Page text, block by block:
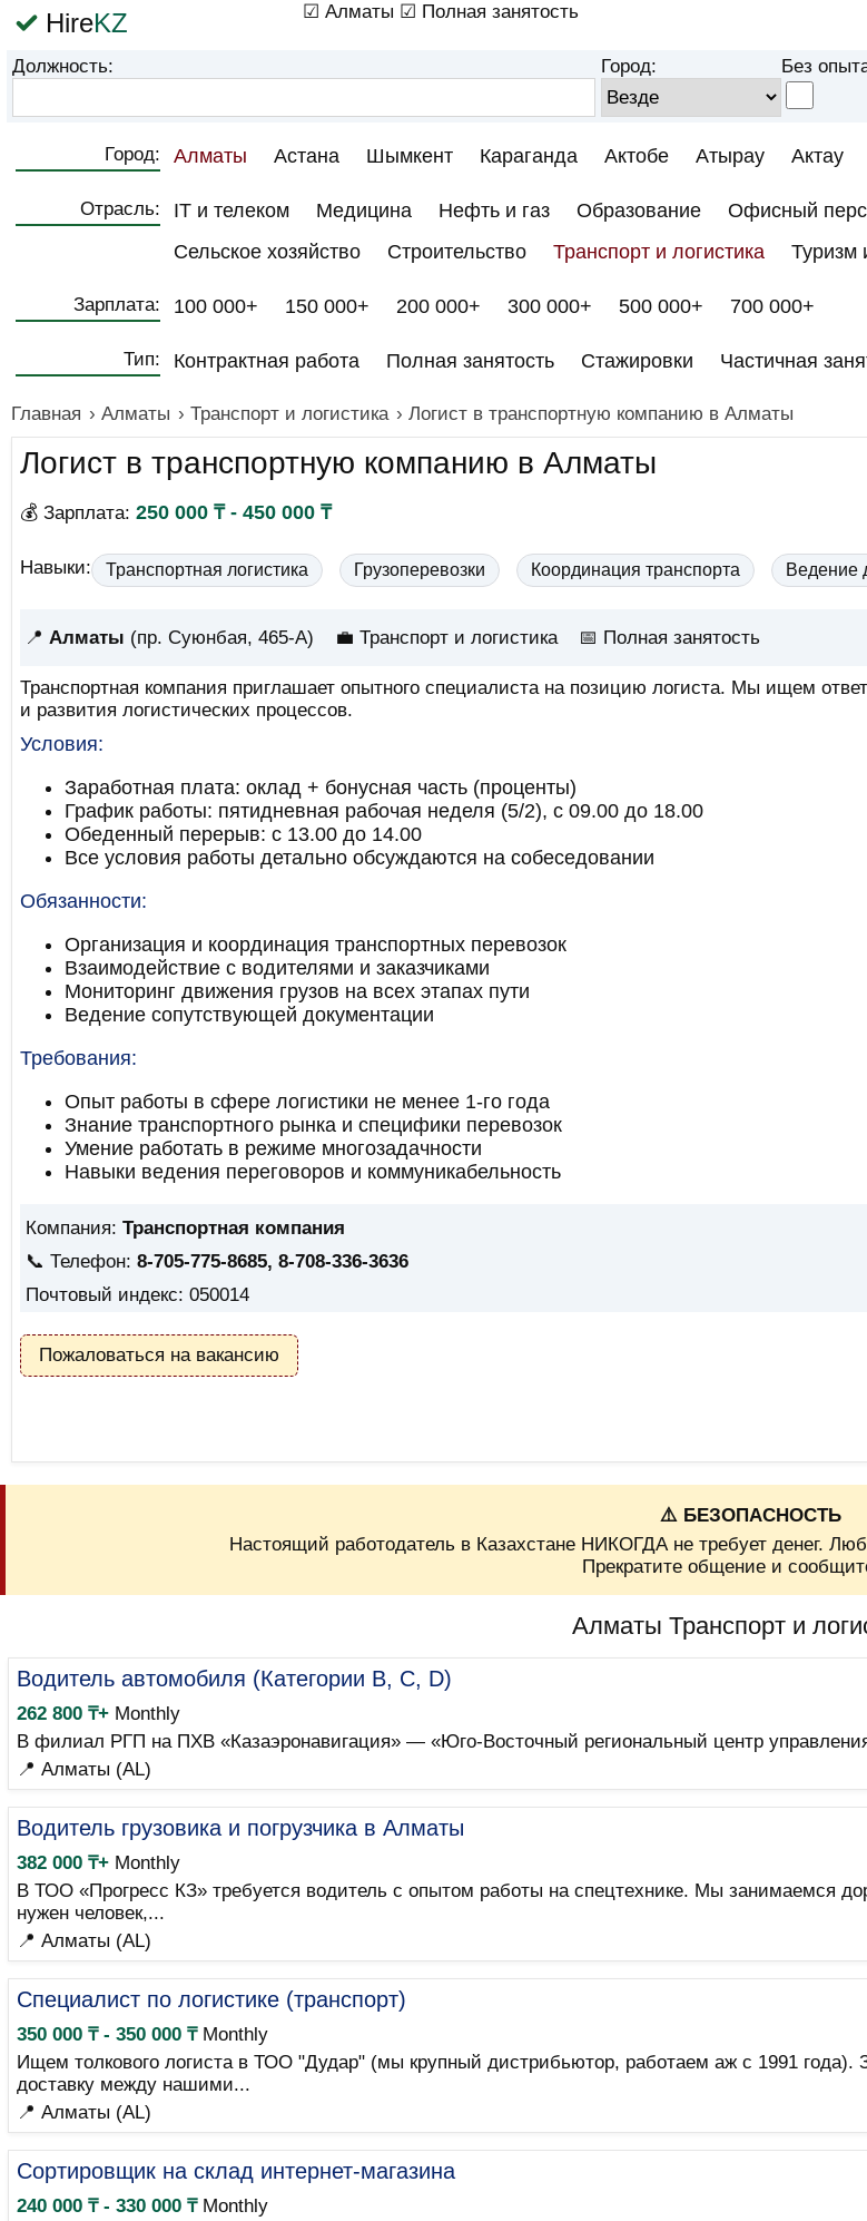
HireKZ ☑ Алматы ☑ Полная занятость
Должность: Город: Без
Город: Алматы Астана Шымкент Караганда Актобе Атырау Актау
Отрасль: IT и телеком Медицина Нефть и газ Образование Офисный
Сельское хозяйство
Строительство Транспорт и логистика Туризм
Зарплата: 100 000+ 150 000+ 200 000+ 300 000+ 500 000+ 700 000+
Тип: Контрактная работа Полная занятость Стажировки Частичная
Главная › Алматы › Транспорт и логистика › Логист в транспортную компанию в Алматы
Логист в транспортную компанию в Алматы
💰 Зарплата: 250 000 ₸ - 450 000 ₸
Навыки: Транспортная логистика Грузоперевозки Координация транспорта Ведение
📍 Алматы (пр. Суюнбая, 465-А) 💼 Транспорт и логистика 📅 Полная занятость
Транспортная компания приглашает опытного специалиста на позицию логиста. Мы ищем
и развития логистических процессов.
Условия:
Заработная плата: оклад + бонусная часть (проценты)
График работы: пятидневная рабочая неделя (5/2), с 09.00 до 18.00
Обеденный перерыв: с 13.00 до 14.00
Все условия работы детально обсуждаются на собеседовании
Обязанности:
Организация и координация транспортных перевозок
Взаимодействие с водителями и заказчиками
Мониторинг движения грузов на всех этапах пути
Ведение сопутствующей документации
Требования:
Опыт работы в сфере логистики не менее 1-го года
Знание транспортного рынка и специфики перевозок
Умение работать в режиме многозадачности
Навыки ведения переговоров и коммуникабельность
Компания: Транспортная компания
📞 Телефон: 8-705-775-8685, 8-708-336-3636
Почтовый индекс: 050014
Пожаловаться на вакансию
⚠️ БЕЗОПАСНОСТЬ
Настоящий работодатель в Казахстане НИКОГДА не требует денег.
Прекратите общение и
Алматы Транспорт и
Водитель автомобиля (Категории B, C, D)
262 800 ₸+ Monthly
В филиал РГП на ПХВ «Казаэронавигация» — «Юго-Восточный региональный центр
📍 Алматы (AL)
Водитель грузовика и погрузчика в Алматы
382 000 ₸+ Monthly
В ТОО «Прогресс КЗ» требуется водитель с опытом работы на спецтехнике. Мы занимаемся
нужен человек,...
📍 Алматы (AL)
Специалист по логистике (транспорт)
350 000 ₸ - 350 000 ₸Monthly
Ищем толкового логиста в ТОО "Дудар" (мы крупный дистрибьютор, работаем аж с 1991
доставку между нашими...
📍 Алматы (AL)
Сортировщик на склад интернет-магазина
240 000 ₸ - 330 000 ₸Monthly